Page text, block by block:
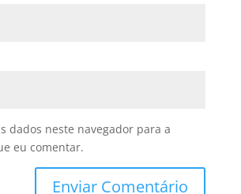
dados neste navegador para a
eu comentar.